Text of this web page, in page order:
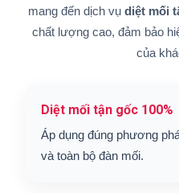
mang đến dịch vụ diệt mối
chất lượng cao, đảm bảo
của
Diệt mối tận gốc 100%
Áp dụng đúng phương
và toàn bộ đàn mối.